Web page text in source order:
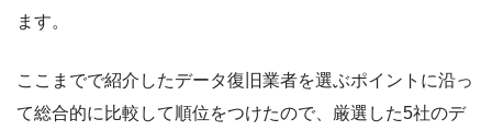
ます。
ここまでで紹介したデータ復旧業者を選ぶポイントに沿っ
て総合的に比較して順位をつけたので、厳選した5社のデ